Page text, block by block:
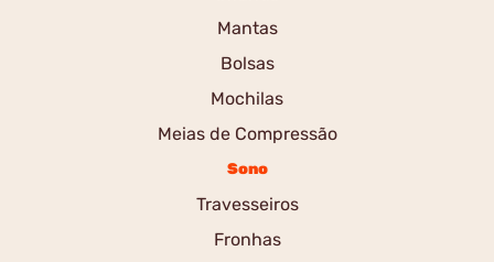
Mantas
Bolsas
Mochilas
Meias de Compressão
Sono
Travesseiros
Fronhas